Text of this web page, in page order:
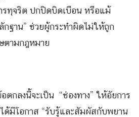
รทุจริต ปกปิดบิดเบือน หรือแม้
กฐาน” ช่วยผู้กระทำผิดไม่ให้ถูก
ตามกฎหมาย
ตกลงนี้จะเป็น “ช่องทาง” ให้อัยการ
มีโอกาส “รับรู้และสัมผัสกับพยาน